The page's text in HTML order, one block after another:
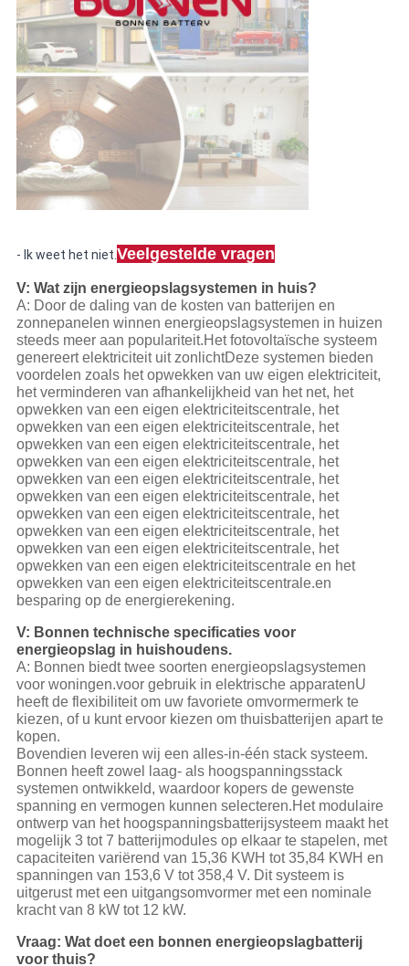
- Ik weet het niet. Veelgestelde vragen
V: Wat zijn energieopslagsystemen in huis?
A: Door de daling van de kosten van batterijen en
zonnepanelen winnen energieopslagsystemen in huizen
steeds meer aan populariteit.Het fotovoltaïsche systeem
genereert elektriciteit uit zonlichtDeze systemen bieden
voordelen zoals het opwekken van uw eigen elektriciteit,
het verminderen van afhankelijkheid van het net, het
opwekken van een eigen elektriciteitscentrale, het
opwekken van een eigen elektriciteitscentrale, het
opwekken van een eigen elektriciteitscentrale, het
opwekken van een eigen elektriciteitscentrale, het
opwekken van een eigen elektriciteitscentrale, het
opwekken van een eigen elektriciteitscentrale, het
opwekken van een eigen elektriciteitscentrale, het
opwekken van een eigen elektriciteitscentrale, het
opwekken van een eigen elektriciteitscentrale, het
opwekken van een eigen elektriciteitscentrale en het
opwekken van een eigen elektriciteitscentrale.en
besparing op de energierekening.
V: Bonnen technische specificaties voor
energieopslag in huishoudens.
A: Bonnen biedt twee soorten energieopslagsystemen
voor woningen.voor gebruik in elektrische apparatenU
heeft de flexibiliteit om uw favoriete omvormermerk te
kiezen, of u kunt ervoor kiezen om thuisbatterijen apart te
kopen.
Bovendien leveren wij een alles-in-één stack systeem.
Bonnen heeft zowel laag- als hoogspanningsstack
systemen ontwikkeld, waardoor kopers de gewenste
spanning en vermogen kunnen selecteren.Het modulaire
ontwerp van het hoogspanningsbatterijsysteem maakt het
mogelijk 3 tot 7 batterijmodules op elkaar te stapelen, met
capaciteiten variërend van 15,36 KWH tot 35,84 KWH en
spanningen van 153,6 V tot 358,4 V. Dit systeem is
uitgerust met een uitgangsomvormer met een nominale
kracht van 8 kW tot 12 kW.
Vraag: Wat doet een bonnen energieopslagbatterij
voor thuis?